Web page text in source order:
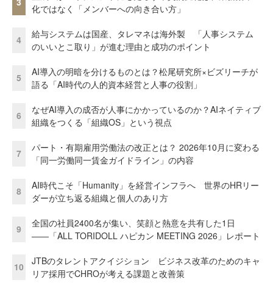
化ではなく「メンバーへの向き合い方」
4
給与システムは国産、タレマネは海外製 「人事システム
のいいとこ取り」が進む理由と成功のポイント
5
AI導入の明暗を分けるものとは？松尾研究所×ビズリーチが
語る「AI時代の人的資本経営と人事の役割」
6
なぜAI導入の成否が人事にかかっているのか？AIネイティブ
組織をつくる「組織OS」という視点
7
パート・有期雇用労働法の改正とは？ 2026年10月に変わる
「同一労働同一賃金ガイドライン」の内容
8
AI時代こそ「Humanity」を経営インフラへ 世界のHRリー
ダーが立ち返る組織と個人のあり方
9
全国の社員2400名が集い、笑顔と熱意を共有した1日
――「ALL TORIDOLL ハピカン MEETING 2026」レポート
10
JTBのタレントアクイジション ビジネス改革のためのキャ
リア採用でCHROが考える課題と改善策